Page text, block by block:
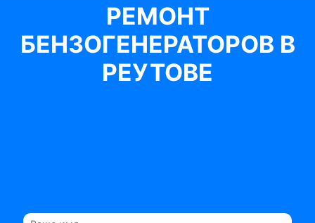
РЕМОНТ
БЕНЗОГЕНЕРАТОРОВ В
РЕУТОВЕ